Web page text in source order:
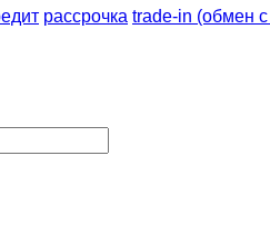
рассрочка trade-in (обмен